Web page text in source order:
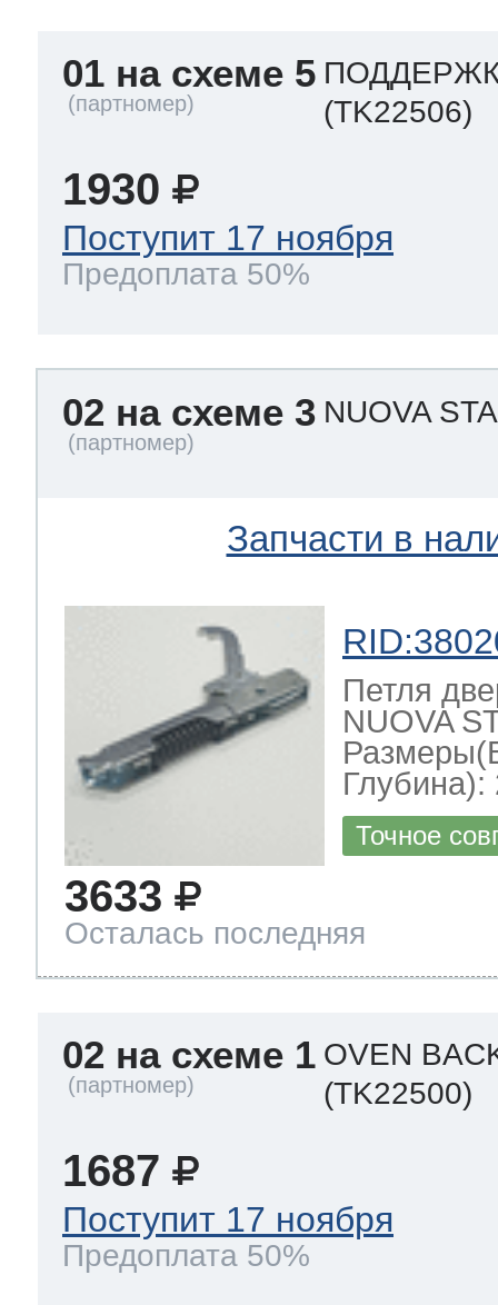
01 на схеме 5
(TK22506)
1930
Поступит 17 ноября
Предоплата 50%
02 на схеме 3 NUOVA
Запчасти в
Петля
NUOVA
Глубина):
Точное
3633
Осталась последняя
02 на схеме 1 OVEN
(TK22500)
1687
Поступит 17 ноября
Предоплата 50%